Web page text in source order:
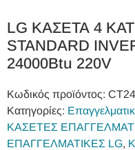
LG ΚΑΣΕΤΑ 4
STANDARD
24000Btu 220V
Κωδικός προϊόντος:
Κατηγορίες:
ΚΑΣΕΤΕΣ
ΕΠΑΓΓΕΛΜΑΤΙΚΕΣ LG,